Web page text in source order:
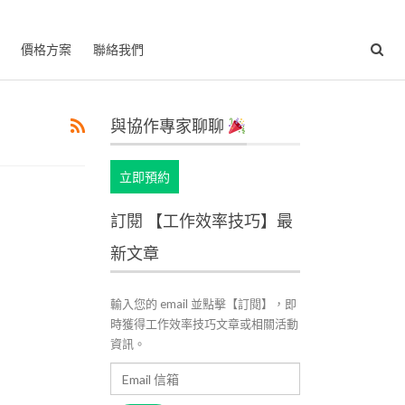
價格方案 聯絡我們
與協作專家聊聊
立即預約
訂閱 【工作效率技巧】最
新文章
輸入您的 email 並點擊【訂閱】，即
時獲得工作效率技巧文章或相關活動
資訊。
信